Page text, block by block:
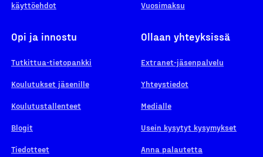
käyttöehdot
Vuosimaksu
Opi ja innostu
Tutkittua-tietopankki
Koulutukset jäsenille
Koulutustallenteet
Blogit
Tiedotteet
Ollaan yhteyksissä
Extranet-jäsenpalvelu
Yhteystiedot
Medialle
Usein kysytyt kysymykset
Anna palautetta